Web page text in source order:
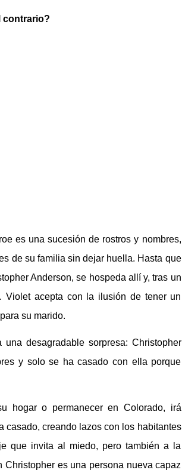
contrario?
es una sucesión de rostros y nombres,
de su familia sin dejar huella. Hasta que
Anderson, se hospeda allí y, tras un
Violet acepta con la ilusión de tener un
su marido.
desagradable sorpresa: Christopher
y solo se ha casado con ella porque
hogar o permanecer en Colorado, irá
casado, creando lazos con los habitantes
que invita al miedo, pero también a la
es una persona nueva capaz